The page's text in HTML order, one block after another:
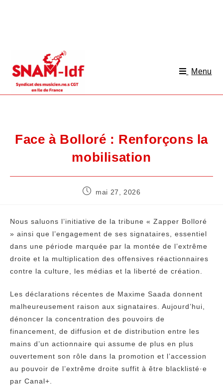
Menu
Face à Bolloré : Renforçons la
mobilisation
mai 27, 2026
Nous saluons l’initiative de la tribune « Zapper Bolloré
» ainsi que l’engagement de ses signataires, essentiel
dans une période marquée par la montée de l’extrême
droite et la multiplication des offensives réactionnaires
contre la culture, les médias et la liberté de création.
Les déclarations récentes de Maxime Saada donnent
malheureusement raison aux signataires. Aujourd’hui,
dénoncer la concentration des pouvoirs de
financement, de diffusion et de distribution entre les
mains d’un actionnaire qui assume de plus en plus
ouvertement son rôle dans la promotion et l’accession
au pouvoir de l’extrême droite suffit à être blacklisté·e
par Canal+.